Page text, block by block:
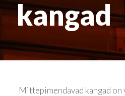
kangad
Mittepimendavad kangad on